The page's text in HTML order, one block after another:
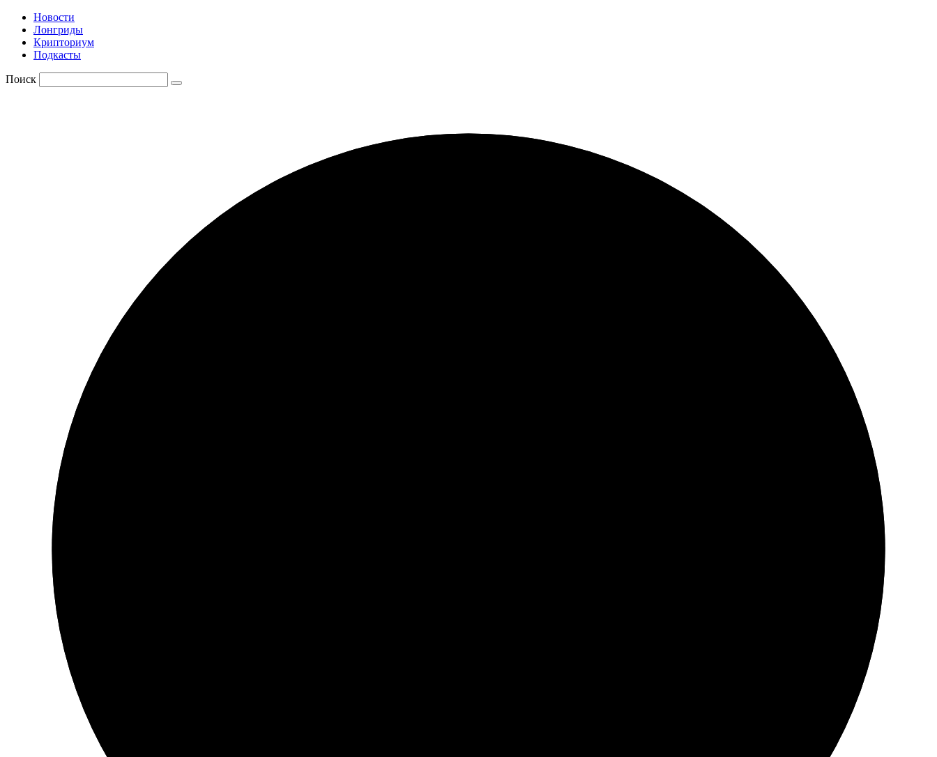
Новости
Лонгриды
Крипториум
Подкасты
Поиск